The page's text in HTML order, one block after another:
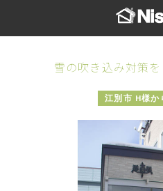
雪の吹き込み対策
江別市 H様か